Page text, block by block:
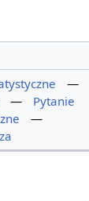
—
—
Pytanie
—